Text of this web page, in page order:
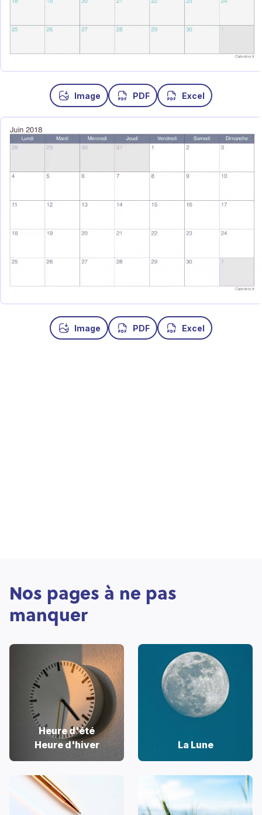
Image PDF Excel
Image PDF Excel
Nos pages à ne pas
manquer
Heure d'été
Heure d'hiver
La Lune